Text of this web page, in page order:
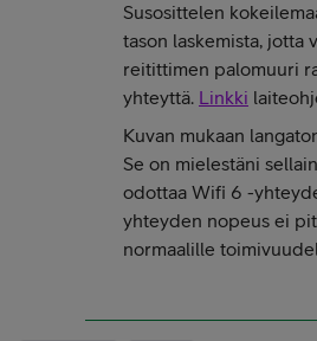
Susosittelen
tason laskemista, jotta
reitittimen palomuuri
yhteyttä. Linkki
Kuvan mukaan
Se on mielestäni
odottaa Wifi 6 -
yhteyden nopeus ei
normaalille